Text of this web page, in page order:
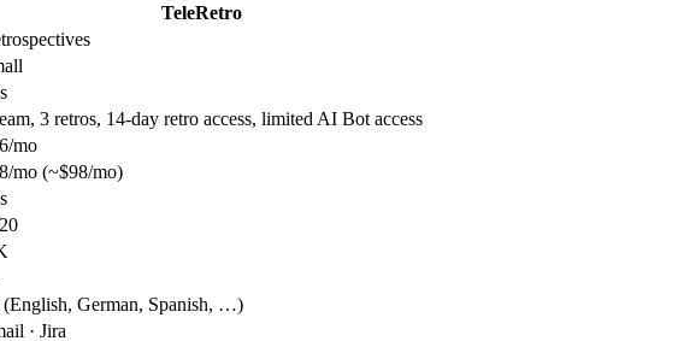
TeleRetro
3 retros, 14-day retro access, limited AI Bot access
mo
mo (~$98/mo)
(English, German, Spanish, …)
· Jira